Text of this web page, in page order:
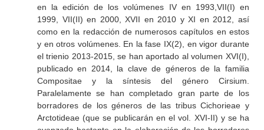
en la edición de los volúmenes IV en 1993,VII(I) en
1999, VII(II) en 2000, XVII en 2010 y XI en 2012, así
como en la redacción de numerosos capítulos en estos
y en otros volúmenes. En la fase IX(2), en vigor durante
el trienio 2013-2015, se han aportado al volumen XVI(I),
publicado en 2014, la clave de géneros de la familia
Compositae y la síntesis del género Cirsium.
Paralelamente se han completado gran parte de los
borradores de los géneros de las tribus Cichorieae y
Arctotideae (que se publicarán en el vol. XVI-II) y se ha